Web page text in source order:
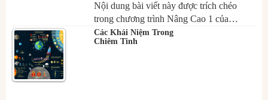
Nội dung bài viết này được trích chéo
trong chương trình Nâng Cao 1 của…
Các Khái Niệm Trong
Chiêm Tinh